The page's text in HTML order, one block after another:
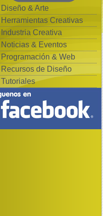
Diseño & Arte
Herramientas Creativas
Industria Creativa
Noticias & Eventos
Programación & Web
Recursos de Diseño
Tutoriales